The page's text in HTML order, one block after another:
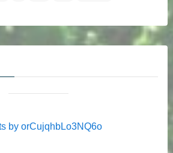
by orCujqhbLo3NQ6o